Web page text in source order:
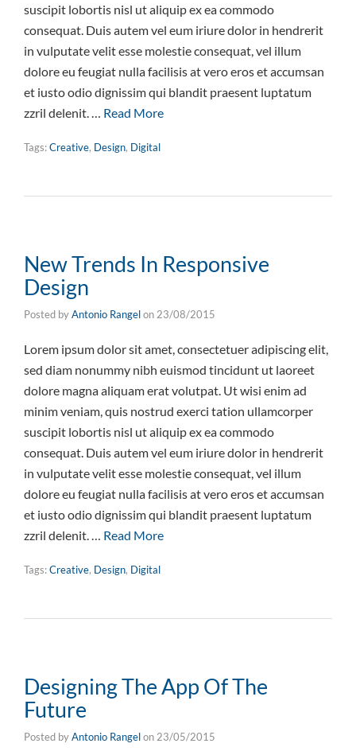
suscipit lobortis nisl ut aliquip ex ea commodo
consequat. Duis autem vel eum iriure dolor in hendrerit
in vulputate velit esse molestie consequat, vel illum
dolore eu feugiat nulla facilisis at vero eros et accumsan
et iusto odio dignissim qui blandit praesent luptatum
zzril delenit. … Read More
Tags:Creative, Design, Digital
New Trends In Responsive
Design
Posted byAntonio Rangelon 23/08/2015
Lorem ipsum dolor sit amet, consectetuer adipiscing elit,
sed diam nonummy nibh euismod tincidunt ut laoreet
dolore magna aliquam erat volutpat. Ut wisi enim ad
minim veniam, quis nostrud exerci tation ullamcorper
suscipit lobortis nisl ut aliquip ex ea commodo
consequat. Duis autem vel eum iriure dolor in hendrerit
in vulputate velit esse molestie consequat, vel illum
dolore eu feugiat nulla facilisis at vero eros et accumsan
et iusto odio dignissim qui blandit praesent luptatum
zzril delenit. … Read More
Tags:Creative, Design, Digital
Designing The App Of The
Future
Posted byAntonio Rangelon 23/05/2015